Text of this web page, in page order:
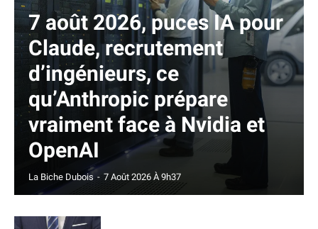
7 août 2026, puces IA pour
Claude, recrutement
d’ingénieurs, ce
qu’Anthropic prépare
vraiment face à Nvidia et
OpenAI
La Biche Dubois - 7 Août 2026 À 9h37